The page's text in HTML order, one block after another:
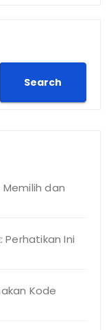
Search
Memilih dan
Perhatikan Ini
Kode